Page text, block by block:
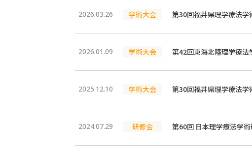
2026.03.26 学術大会 第30回福井県理学療法
2026.01.09 学術大会 第42回東海北陸理学療法
2025.12.10 学術大会 第30回福井県理学療法学
2024.07.29 研修会 第60回 日本理学療法学